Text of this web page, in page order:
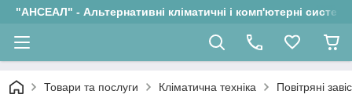
"АНСЕАЛ" - Альтернативні кліматичні і комп'ютерні системи
Товари та послуги Кліматична техніка Повітряні